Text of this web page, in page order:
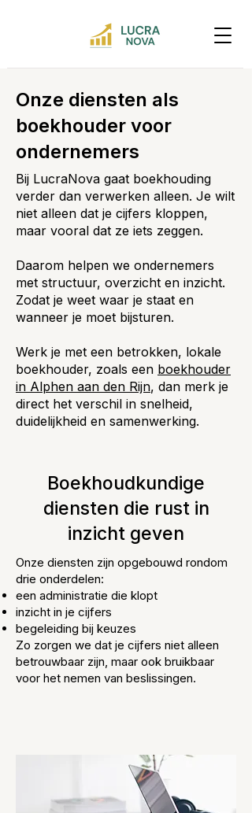
Onze diensten als
boekhouder voor
ondernemers
Bij LucraNova gaat boekhouding
verder dan verwerken alleen. Je wilt
niet alleen dat je cijfers kloppen,
maar vooral dat ze iets zeggen.
Daarom helpen we ondernemers
met structuur, overzicht en inzicht.
Zodat je weet waar je staat en
wanneer je moet bijsturen.
Werk je met een betrokken, lokale
boekhouder, zoals een boekhouder
in Alphen aan den Rijn, dan merk je
direct het verschil in snelheid,
duidelijkheid en samenwerking.
Boekhoudkundige
diensten die rust in
inzicht geven
Onze diensten zijn opgebouwd rondom
drie onderdelen:
een administratie die klopt
inzicht in je cijfers
begeleiding bij keuzes
Zo zorgen we dat je cijfers niet alleen
betrouwbaar zijn, maar ook bruikbaar
voor het nemen van beslissingen.